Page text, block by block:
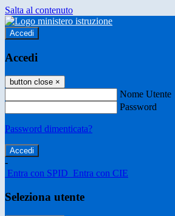
Salta al contenuto
Accedi
Accedi
button close ×
Nome Utente
Password
Password dimenticata?
-
Entra con SPID Entra con CIE
Seleziona utente